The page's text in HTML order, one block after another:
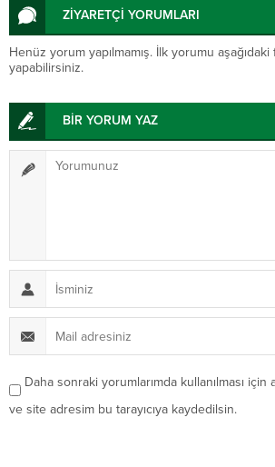
ZİYARETÇİ YORUMLARI
Henüz yorum yapılmamış. İlk yorumu aşağıdaki
yapabilirsiniz.
BİR YORUM YAZ
Daha sonraki yorumlarımda kullanılması için
ve site adresim bu tarayıcıya kaydedilsin.